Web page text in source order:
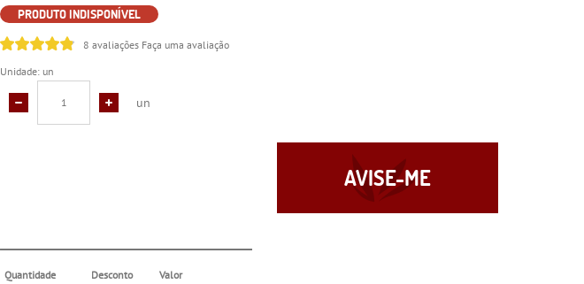
PRODUTO INDISPONÍVEL
8 avaliações Faça uma avaliação
Unidade: un
un
AVISE-ME
Quantidade Desconto Valor